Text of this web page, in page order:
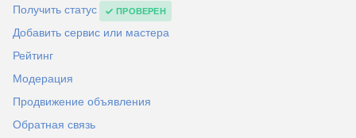
Получить статус ПРОВЕРЕН
Добавить сервис или мастера
Рейтинг
Модерация
Продвижение объявления
Обратная связь